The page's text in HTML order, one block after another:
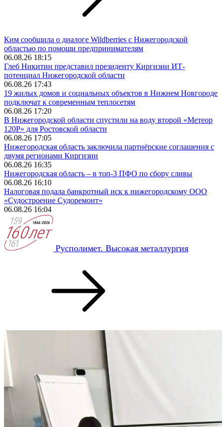
Ким сообщила о диалоге Wildberries с Нижегородской
областью по помощи предпринимателям
06.08.26 18:15
Глеб Никитин представил президенту Киргизии ИТ-
потенциал Нижегородской области
06.08.26 17:43
19 жилых домов и социальных объектов в Нижнем Новгороде
подключат к современным теплосетям
06.08.26 17:20
В Нижегородской области спустили на воду второй «Метеор
120Р» для Ростовской области
06.08.26 17:05
Нижегородская область заключила партнёрские соглашения с
двумя регионами Киргизии
06.08.26 16:35
Нижегородская область – в топ-3 ПФО по сбору сливы
06.08.26 16:10
Налоговая подала банкротный иск к нижегородскому ООО
«Судостроение Судоремонт»
06.08.26 16:04
Русполимет. Высокая металлургия